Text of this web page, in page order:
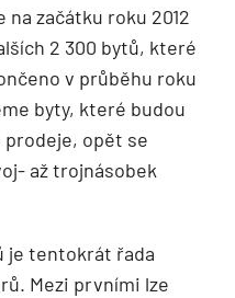
na začátku roku 2012
2 300 bytů, které
v průběhu roku
byty, které budou
prodeje, opět se
až trojnásobek
je tentokrát řada
Mezi prvními lze